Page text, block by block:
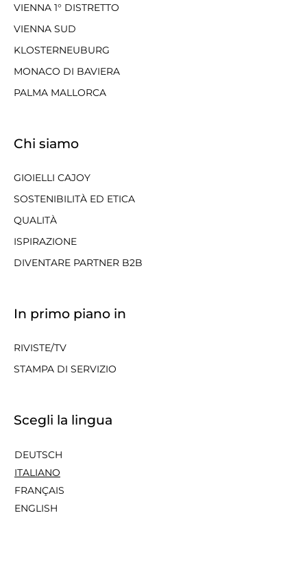
VIENNA 1° DISTRETTO
VIENNA SUD
KLOSTERNEUBURG
MONACO DI BAVIERA
PALMA MALLORCA
Chi siamo
GIOIELLI CAJOY
SOSTENIBILITÀ ED ETICA
QUALITÀ
ISPIRAZIONE
DIVENTARE PARTNER B2B
In primo piano in
RIVISTE/TV
STAMPA DI SERVIZIO
Scegli la lingua
DEUTSCH
ITALIANO
FRANÇAIS
ENGLISH